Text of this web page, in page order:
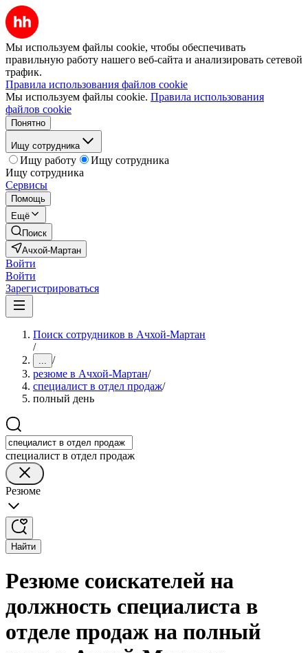
Мы используем файлы cookie, чтобы обеспечивать
правильную работу нашего веб-сайта и анализировать сетевой
трафик.
Правила использования файлов cookie
Мы используем файлы cookie. Правила использования
файлов cookie
Понятно
Ищу сотрудника
Ищу работу
Ищу сотрудника
Ищу сотрудника
Сервисы
Помощь
Ещё
Поиск
Ачхой-Мартан
Войти
Войти
Зарегистрироваться
Поиск сотрудников в Ачхой-Мартан
/
... /
резюме в Ачхой-Мартан/
специалист в отдел продаж/
полный день
специалист в отдел продаж
Резюме
Найти
Резюме соискателей на
должность специалиста в
отделе продаж на полный